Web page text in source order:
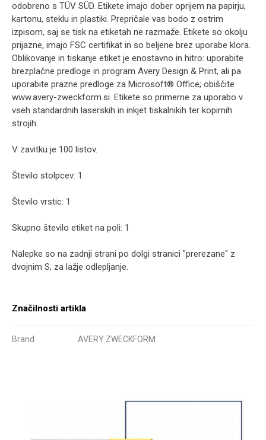
odobreno s TÜV SÜD. Etikete imajo dober oprijem na papirju,
kartonu, steklu in plastiki. Prepričale vas bodo z ostrim
izpisom, saj se tisk na etiketah ne razmaže. Etikete so okolju
prijazne, imajo FSC certifikat in so beljene brez uporabe klora.
Oblikovanje in tiskanje etiket je enostavno in hitro: uporabite
brezplačne predloge in program Avery Design & Print, ali pa
uporabite prazne predloge za Microsoft® Office; obiščite
www.avery-zweckform.si. Etikete so primerne za uporabo v
vseh standardnih laserskih in inkjet tiskalnikih ter kopirnih
strojih.
V zavitku je 100 listov.
Število stolpcev: 1
Število vrstic: 1
Skupno število etiket na poli: 1
Nalepke so na zadnji strani po dolgi stranici "prerezane" z
dvojnim S, za lažje odlepljanje.
Značilnosti artikla
Brand AVERY ZWECKFORM